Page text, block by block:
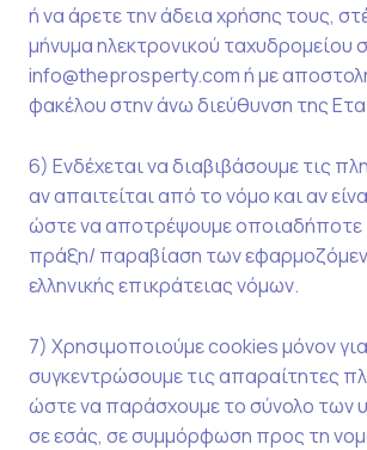
ή να άρετε την άδεια χρήσης τους,
μήνυμα ηλεκτρονικού ταχυδρομείου
info@theprosperty.com ή με
φακέλου στην άνω διεύθυνση της
6) Ενδέχεται να διαβιβάσουμε τις
αν απαιτείται από το νόμο και αν
ώστε να αποτρέψουμε
πράξη/ παραβίαση των
ελληνικής επικράτειας νόμων.
7) Χρησιμοποιούμε cookies μόνον
συγκεντρώσουμε τις απαραίτητες
ώστε να παράσχουμε το σύνολο των
σε εσάς, σε συμμόρφωση προς τη